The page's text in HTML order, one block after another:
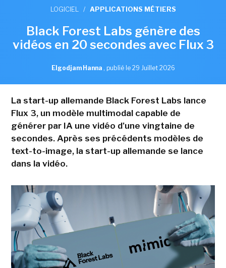
LOGICIEL / APPLICATIONS MÉTIERS
Black Forest Labs génère des
vidéos en 20 secondes avec Flux 3
Elgodjam Hanna , publié le 29 Juillet 2026
La start-up allemande Black Forest Labs lance
Flux 3, un modèle multimodal capable de
générer par IA une vidéo d'une vingtaine de
secondes. Après ses précédents modèles de
text-to-image, la start-up allemande se lance
dans la vidéo.